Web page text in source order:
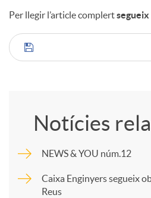
Per llegir l’article complert
C
m
p
Notícies
NEWS & YOU núm.12
Caixa Enginyers segueix
Reus